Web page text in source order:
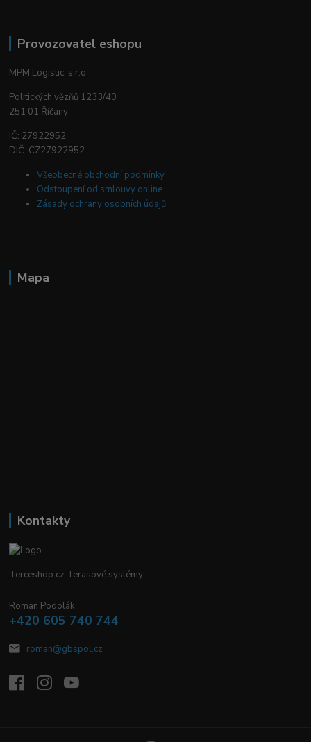
Provozovatel eshopu
MPM Logistic, s.r.o
Politických vězňů 1233/40
251 01 Říčany
IČ: 27922952
DIČ: CZ27922952
Všeobecné obchodní podmínky
Odstoupení od smlouvy online
Zásady ochrany osobních údajů
Mapa
Kontakty
Terceshop.cz Terasové systémy
Roman Podolák
+420 605 740 744
roman@gbspol.cz